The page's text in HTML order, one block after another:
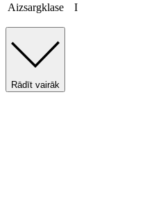
Aizsargklase I
Rādīt vairāk